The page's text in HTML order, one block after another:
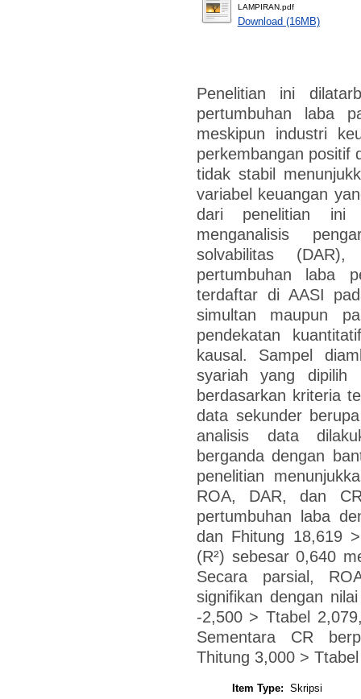
LAMPIRAN.pdf
Download (16MB)
Penelitian ini
pertumbuhan laba
meskipun industri
perkembangan positif
tidak stabil
variabel keuangan
dari penelitian ini
menganalisis
solvabilitas
pertumbuhan laba
terdaftar di AASI
simultan maupun
pendekatan
kausal. Sampel
syariah yang dipilih
berdasarkan kriteria
data sekunder
analisis data
berganda dengan
penelitian
ROA, DAR, dan
pertumbuhan laba
dan Fhitung 18,619
(R²) sebesar 0,640
Secara parsial,
signifikan dengan
-2,500 > Ttabel
Sementara CR
Thitung 3,000 >
Item Type: Skripsi